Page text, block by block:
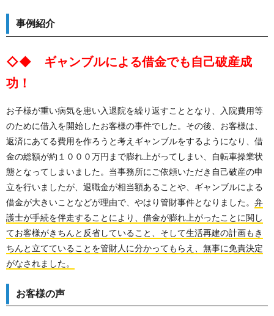
事例紹介
◇◆ ギャンブルによる借金でも自己破産成
功！
お子様が重い病気を患い入退院を繰り返すこととなり、入院費用等
のために借入を開始したお客様の事件でした。その後、お客様は、
返済にあてる費用を作ろうと考えギャンブルをするようになり、借
金の総額が約１０００万円まで膨れ上がってしまい、自転車操業状
態となってしまいました。当事務所にご依頼いただき自己破産の申
立を行いましたが、退職金が相当額あることや、ギャンブルによる
借金が大きいことなどが理由で、やはり管財事件となりました。 弁
護士が手続を伴走することにより、借金が膨れ上がったことに関し
てお客様がきちんと反省していること、そして生活再建の計画もき
ちんと立てていることを管財人に分かってもらえ、無事に免責決定
がなされました。
お客様の声